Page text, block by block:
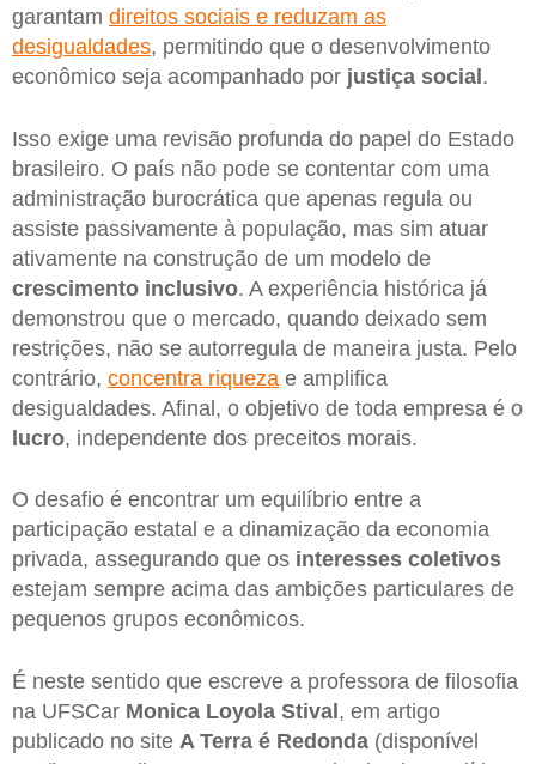
garantam direitos sociais e reduzam as
desigualdades, permitindo que o desenvolvimento
econômico seja acompanhado por justiça social.
Isso exige uma revisão profunda do papel do Estado
brasileiro. O país não pode se contentar com uma
administração burocrática que apenas regula ou
assiste passivamente à população, mas sim atuar
ativamente na construção de um modelo de
crescimento inclusivo. A experiência histórica já
demonstrou que o mercado, quando deixado sem
restrições, não se autorregula de maneira justa. Pelo
contrário, concentra riqueza e amplifica
desigualdades. Afinal, o objetivo de toda empresa é o
lucro, independente dos preceitos morais.
O desafio é encontrar um equilíbrio entre a
participação estatal e a dinamização da economia
privada, assegurando que os interesses coletivos
estejam sempre acima das ambições particulares de
pequenos grupos econômicos.
É neste sentido que escreve a professora de filosofia
na UFSCar Monica Loyola Stival, em artigo
publicado no site A Terra é Redonda (disponível